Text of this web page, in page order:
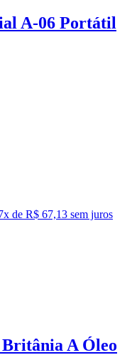
A-06 Portátil
x de R$ 67,13 sem juros
A Óleo